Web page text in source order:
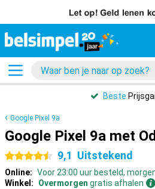
Beste
Google Pixel 9a
Google Pixel 9a met
4.5 sterren 9,1 Uitstekend
Online: Voor 23:00 uur besteld,
Winkel:
Overmorgen gratis afhalen